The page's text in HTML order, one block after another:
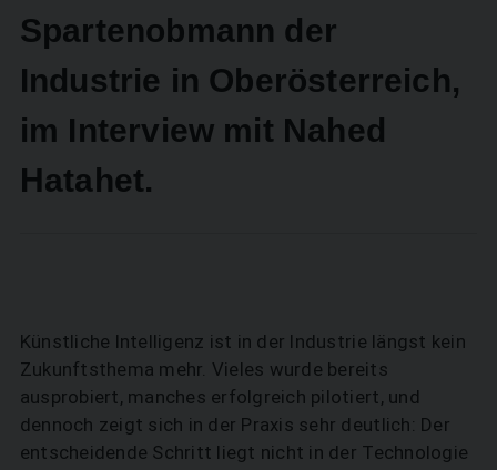
Spartenobmann der
Industrie in Oberösterreich,
im Interview mit Nahed
Hatahet.
Künstliche Intelligenz ist in der Industrie längst kein
Zukunftsthema mehr. Vieles wurde bereits
ausprobiert, manches erfolgreich pilotiert, und
dennoch zeigt sich in der Praxis sehr deutlich: Der
entscheidende Schritt liegt nicht in der Technologie